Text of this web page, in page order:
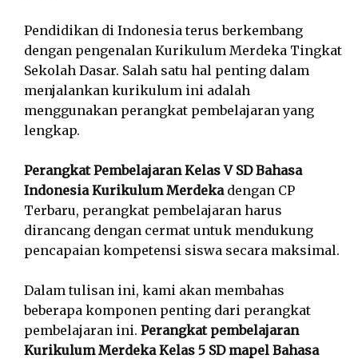
Pendidikan di Indonesia terus berkembang
dengan pengenalan Kurikulum Merdeka Tingkat
Sekolah Dasar. Salah satu hal penting dalam
menjalankan kurikulum ini adalah
menggunakan perangkat pembelajaran yang
lengkap.
Perangkat Pembelajaran Kelas V SD Bahasa
Indonesia Kurikulum Merdekadengan CP
Terbaru, perangkat pembelajaran harus
dirancang dengan cermat untuk mendukung
pencapaian kompetensi siswa secara maksimal.
Dalam tulisan ini, kami akan membahas
beberapa komponen penting dari perangkat
pembelajaran ini. Perangkat pembelajaran
Kurikulum Merdeka Kelas 5 SD mapel Bahasa